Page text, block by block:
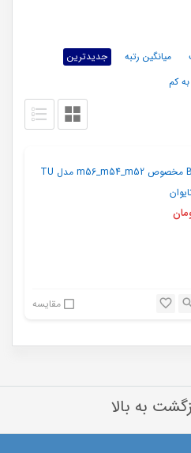
میانگین رتبه
جدیدترین
کم
ابزار تایم BMW مخصوص m56_m54_m52 مدل TU
مقایسه
به بالا